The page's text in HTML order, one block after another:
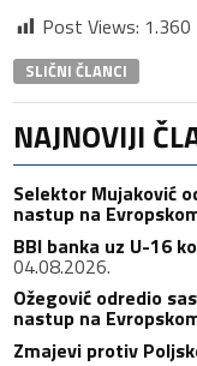
Post Views: 1.360
SLIČNI ČLANCI
NAJNOVIJI
Selektor Mujaković
nastup na
BBI banka uz U-16
04.08.2026.
Ožegović odredio
nastup na
Zmajevi protiv